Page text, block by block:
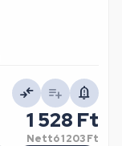
1 528 Ft
Nettó1 203 Ft